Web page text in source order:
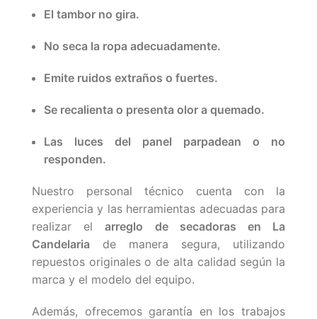
El tambor no gira.
No seca la ropa adecuadamente.
Emite ruidos extraños o fuertes.
Se recalienta o presenta olor a quemado.
Las luces del panel parpadean o no
responden.
Nuestro personal técnico cuenta con la
experiencia y las herramientas adecuadas para
realizar elarreglo de secadoras en La
Candelaria de manera segura, utilizando
repuestos originales o de alta calidad según la
marca y el modelo del equipo.
Además, ofrecemos garantía en los trabajos